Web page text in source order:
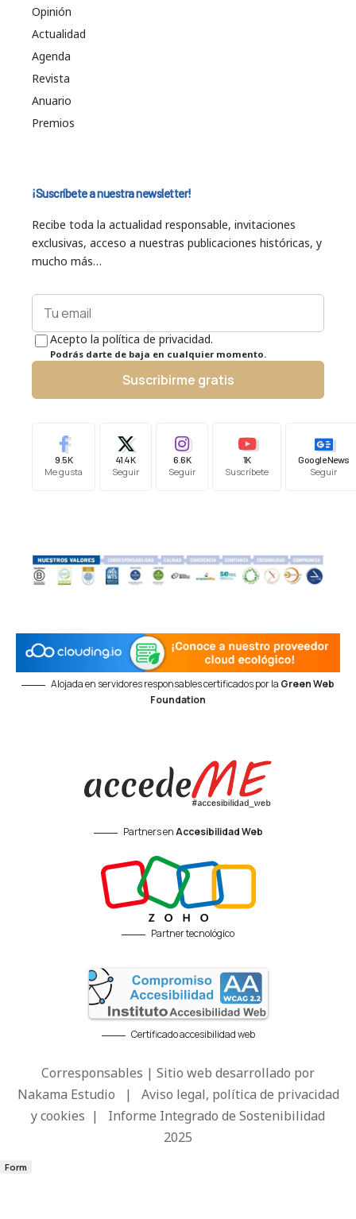
Opinión
Actualidad
Agenda
Revista
Anuario
Premios
¡Suscríbete a nuestra newsletter!
Recibe toda la actualidad responsable, invitaciones
exclusivas, acceso a nuestras publicaciones históricas, y
mucho más…
Acepto la política de privacidad.
Podrás darte de baja en cualquier momento.
Suscribirme gratis
9.5K
Me gusta
41.4K
Seguir
6.6K
Seguir
1K
Suscríbete
Google News
Seguir
Alojada en servidores responsables certificados por la Green Web
Foundation
Partners enAccesibilidad Web
Partner tecnológico
Certificado accesibilidad web
Corresponsables | Sitio web desarrollado por
Nakama Estudio | Aviso legal, política de privacidad
y cookies | Informe Integrado de Sostenibilidad
2025
Form